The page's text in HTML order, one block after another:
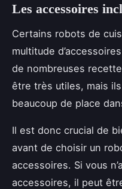
Les accessoires
Certains robots de
multitude
de nombreuses
être très utiles, mais
beaucoup de place
Il est donc crucial de
avant de choisir un
accessoires. Si vous
accessoires, il peut